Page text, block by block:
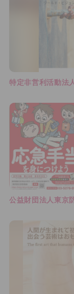
特定非営利活動法
公益財団法人東京